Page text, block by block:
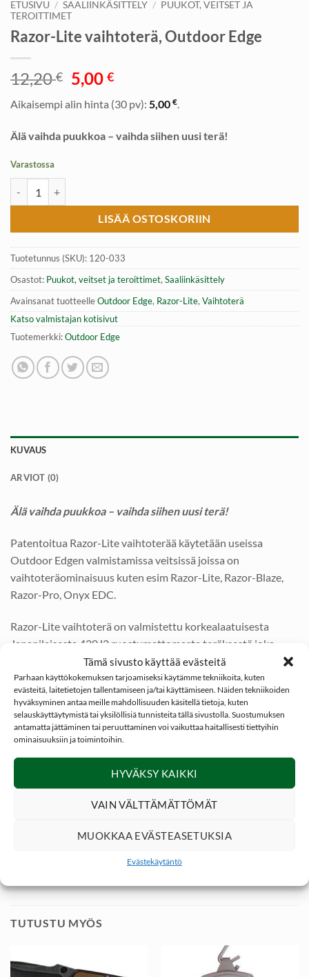
Tämä sivusto käyttää evästeitä
Parhaan käyttökokemuksen tarjoamiseksi käytämme tekniikoita, kuten
evästeitä, laitetietojen tallentamiseen ja/tai käyttämiseen. Näiden tekniikoiden
hyväksyminen antaa meille mahdollisuuden käsitellä tietoja, kuten
selauskäyttäytymistä tai yksilöllisiä tunnisteita tällä sivustolla. Suostumuksen
antamatta jättäminen tai peruuttaminen voi vaikuttaa haitallisesti tiettyihin
ominaisuuksiin ja toimintoihin.
HYVÄKSY KAIKKI
VAIN VÄLTTÄMÄTTÖMÄT
MUOKKAA EVÄSTEASETUKSIA
Evästekäytäntö
ETUSIVU / SAALIINKÄSITTELY / PUUKOT, VEITSET JA
TEROITTIMET
Razor-Lite vaihtoterä, Outdoor Edge
12,20€ Alkuperäinen
hinta
oli:
12,20 €.
5,00€Nykyinen
hinta
on:
5,00 €.
Aikaisempi alin hinta (30 pv): 5,00 €.
Älä vaihda puukkoa – vaihda siihen uusi terä!
Varastossa
LISÄÄ OSTOSKORIIN
Tuotetunnus (SKU): 120-033
Osastot: Puukot, veitset ja teroittimet, Saaliinkäsittely
Avainsanat tuotteelleOutdoor Edge, Razor-Lite, Vaihtoterä
Katso valmistajan kotisivut
Tuotemerkki:Outdoor Edge
KUVAUS
ARVIOT (0)
Älä vaihda puukkoa – vaihda siihen uusi terä!
Patentoitua Razor-Lite vaihtoterää käytetään useissa
Outdoor Edgen valmistamissa veitsissä joissa on
vaihtoteräominaisuus kuten esim Razor-Lite, Razor-Blaze,
Razor-Pro, Onyx EDC.
Razor-Lite vaihtoterä on valmistettu korkealaatuisesta
Japanilaisesta 420J2 ruostumattomasta teräksestä joka
antaa sille pitkän terässä pysymisen ominaisuuden. Terän
Rockwell-C pintakovuusluokitus: 57.
*6kpl Razor-Lite vaihtoteriä Outdoor Edgen
vaihtoteräominaisuuden omaaviin veitsiin ja puukkoihin
*Razor-Lite vaihtoterä muuttaa tylsyneen veitsen hetkessä
takaisin partakoneen teräväksi
Yhteensopiva: Razor-Lite, Razor-Blaze, Razor-Pro ja Onyx
Terä: Japanilainen 420J2 ruostumaton teräs
TUTUSTU MYÖS